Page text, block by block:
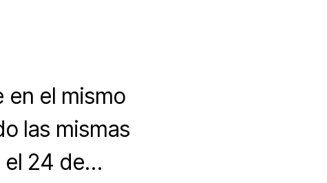
en el mismo
las mismas
el 24 de…